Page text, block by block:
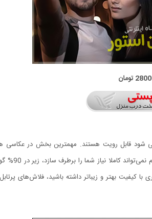
تومان
قابل رویت هستند. مهمترین بخش در عکاسی هم
دستگاه‌های
بهتر و زیباتر داشته باشید، فلاش‌های